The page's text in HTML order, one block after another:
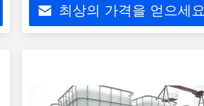
최상의 가격을 얻으세요